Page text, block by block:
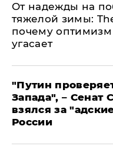
От надежды на
тяжелой зимы:
почему
угасает
"Путин
Запада", –
взялся за
России